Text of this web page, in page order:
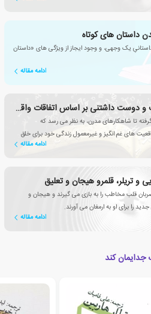
یک وجهی، و وجود ایجاز از ویژگی های «داستان
ادامه مقاله
ده داستان معروف و دوست داشتنی بر اساس اتفاقات واقعی
تا شاهکارهای مدرن، به نظر می رسد که
های غم انگیز و غیرمعمول زندگی خود برای خلق
ادامه مقاله
و تریلر، قلمرو هیجان و تعلیق
قلب مخاطب را به بازی می گیرند و هیجان و
را برای او به ارمغان می آورند.
ادامه مقاله
جدایمان کند